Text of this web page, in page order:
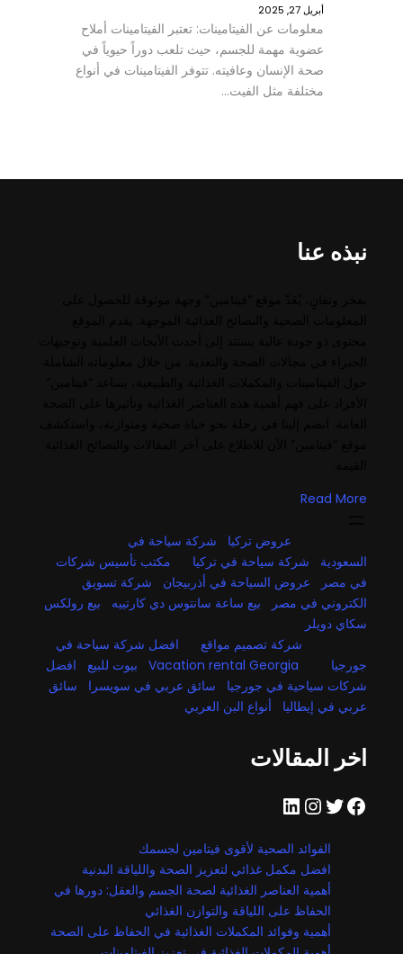
أبريل 27, 2025
معلومات عن الفيتامينات: تعتبر الفيتامينات أملاح
عضوية مهمة للجسم، حيث تلعب دوراً حيوياً في
صحة الإنسان وعافيته. تتوفر الفيتامينات في أنواع
مختلفة مثل الفيت…
نبذه عنا
Read More
عروض تركيا
شركة سياحة في
السعودية
شركة سياحة في تركيا
مكتب تأسيس شركات
في مصر
عروض السياحة في أذربيجان
شركة تسويق
الكتروني في مصر
بيع ساعة سانتوس دي كارتييه
بيع رولكس
سكاي دويلر
شركة تصميم مواقع
افضل شركة سياحة في
جورجيا
Vacation rental Georgia بيوت للبيع
افضل
شركات سياحية في جورجيا
سائق عربي في سويسرا
سائق
عربي في إيطاليا
أنواع البن العربي
اخر المقالات
فيسبوك تويتر إنستجرام لينكد إن
الفوائد الصحية لأقوى فيتامين لجسمك
افضل مكمل غذائي لتعزيز الصحة واللياقة البدنية
أهمية العناصر الغذائية لصحة الجسم والعقل: دورها في
الحفاظ على اللياقة والتوازن الغذائي
أهمية وفوائد المكملات الغذائية في الحفاظ على الصحة